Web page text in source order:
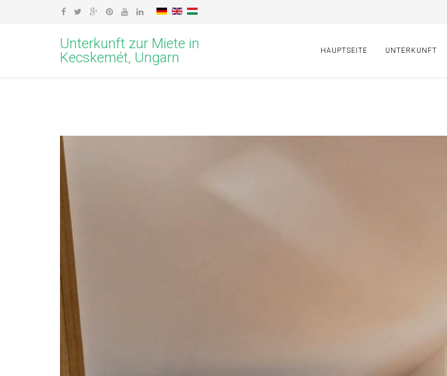
Unterkunft zur Miete in
Kecskemét, Ungarn
HAUPTSEITE UNTERKUNFT